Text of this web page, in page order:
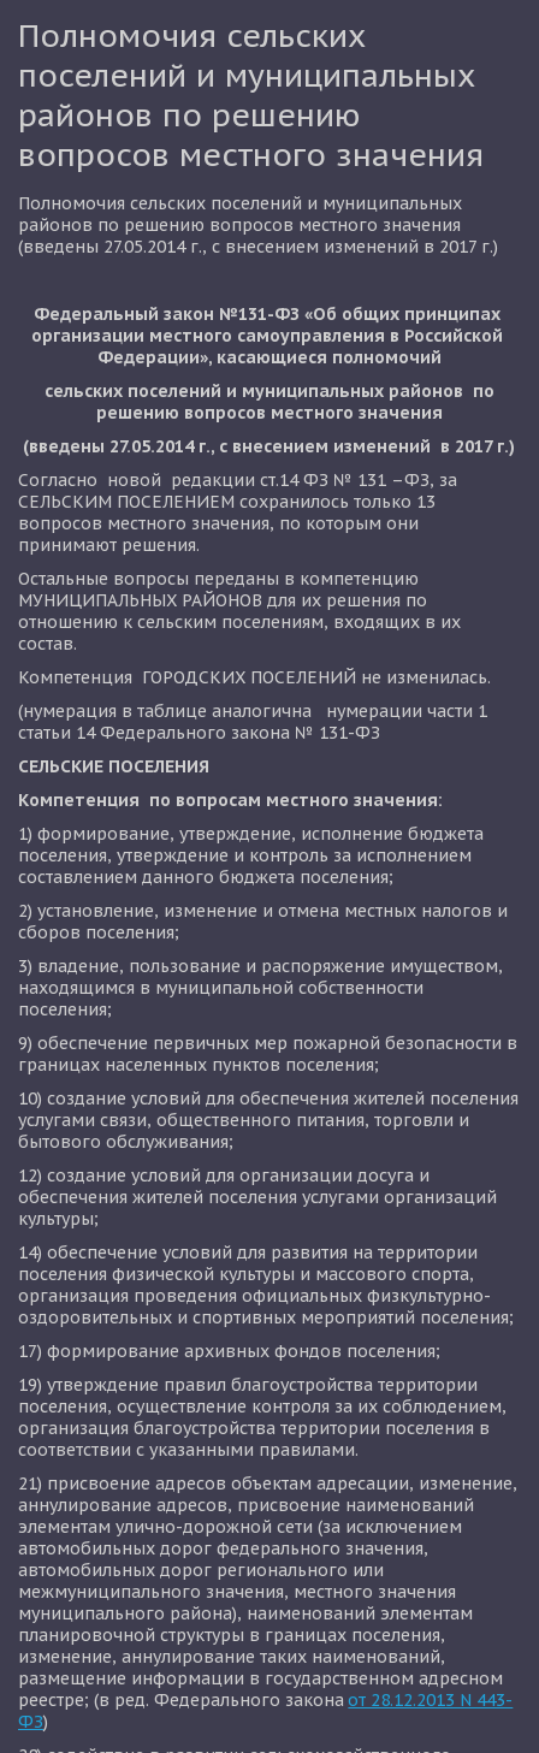
Полномочия сельских
поселений и муниципальных
районов по решению
вопросов местного значения
Полномочия сельских поселений и муниципальных
районов по решению вопросов местного значения
(введены 27.05.2014 г., с внесением изменений в 2017 г.)
Федеральный закон №131-ФЗ «Об общих принципах
организации местного самоуправления в Российской
Федерации», касающиеся полномочий
сельских поселений и муниципальных районов  по
решению вопросов местного значения
(введены 27.05.2014 г., с внесением изменений  в 2017 г.)
Согласно  новой  редакции ст.14 ФЗ № 131 –ФЗ, за
СЕЛЬСКИМ ПОСЕЛЕНИЕМ сохранилось только 13
вопросов местного значения, по которым они
принимают решения.
Остальные вопросы переданы в компетенцию
МУНИЦИПАЛЬНЫХ РАЙОНОВ для их решения по
отношению к сельским поселениям, входящих в их
состав.
Компетенция  ГОРОДСКИХ ПОСЕЛЕНИЙ не изменилась.
(нумерация в таблице аналогична   нумерации части 1
статьи 14 Федерального закона № 131-ФЗ
СЕЛЬСКИЕ ПОСЕЛЕНИЯ
Компетенция  по вопросам местного значения:
1) формирование, утверждение, исполнение бюджета
поселения, утверждение и контроль за исполнением
составлением данного бюджета поселения;
2) установление, изменение и отмена местных налогов и
сборов поселения;
3) владение, пользование и распоряжение имуществом,
находящимся в муниципальной собственности
поселения;
9) обеспечение первичных мер пожарной безопасности в
границах населенных пунктов поселения;
10) создание условий для обеспечения жителей поселения
услугами связи, общественного питания, торговли и
бытового обслуживания;
12) создание условий для организации досуга и
обеспечения жителей поселения услугами организаций
культуры;
14) обеспечение условий для развития на территории
поселения физической культуры и массового спорта,
организация проведения официальных физкультурно-
оздоровительных и спортивных мероприятий поселения;
17) формирование архивных фондов поселения;
19) утверждение правил благоустройства территории
поселения, осуществление контроля за их соблюдением,
организация благоустройства территории поселения в
соответствии с указанными правилами.
21) присвоение адресов объектам адресации, изменение,
аннулирование адресов, присвоение наименований
элементам улично-дорожной сети (за исключением
автомобильных дорог федерального значения,
автомобильных дорог регионального или
межмуниципального значения, местного значения
муниципального района), наименований элементам
планировочной структуры в границах поселения,
изменение, аннулирование таких наименований,
размещение информации в государственном адресном
реестре; (в ред. Федерального закона от 28.12.2013 N 443-
ФЗ)